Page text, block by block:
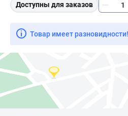
Доступны для заказов
Товар имеет разновидности!